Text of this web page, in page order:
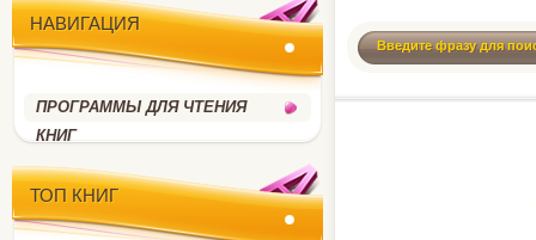
НАВИГАЦИЯ
ПРОГРАММЫ ДЛЯ ЧТЕНИЯ
КНИГ
ТОП КНИГ